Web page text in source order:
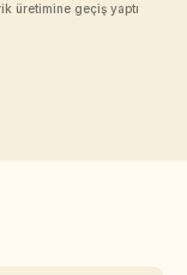
üretimine geçiş yaptı